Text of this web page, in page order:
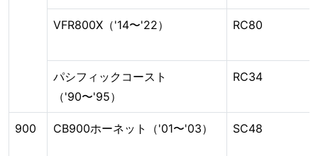
VFR800X（'14〜'22） RC80
パシフィックコースト
（'90〜'95）
RC34
900 CB900ホーネット（'01〜'03） SC48